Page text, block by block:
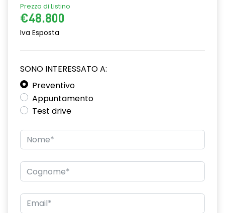
Cinture di sicurezza
Display multifunzione
Fari posteriori a led
Freno di stazionamento elettrico
Illuminazione ambientale
Pacchetto sicurezza
Sedile guidatore elettrico
Prezzo di Listino
€48.800
Iva Esposta
SONO INTERESSATO A:
Preventivo
Appuntamento
Test drive